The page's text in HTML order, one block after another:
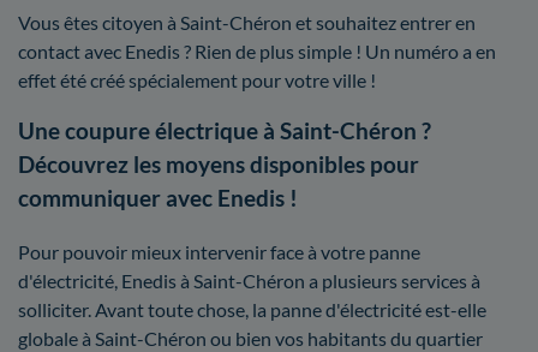
Vous êtes citoyen à Saint-Chéron et souhaitez entrer en
contact avec Enedis ? Rien de plus simple ! Un numéro a en
effet été créé spécialement pour votre ville !
Une coupure électrique à Saint-Chéron ?
Découvrez les moyens disponibles pour
communiquer avec Enedis !
Pour pouvoir mieux intervenir face à votre panne
d'électricité, Enedis à Saint-Chéron a plusieurs services à
solliciter. Avant toute chose, la panne d'électricité est-elle
globale à Saint-Chéron ou bien vos habitants du quartier